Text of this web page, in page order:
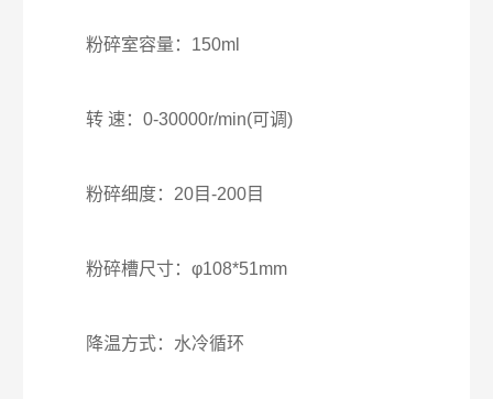
粉碎室容量：150ml
转 速：0-30000r/min(可调)
粉碎细度：20目-200目
粉碎槽尺寸：φ108*51mm
降温方式：水冷循环